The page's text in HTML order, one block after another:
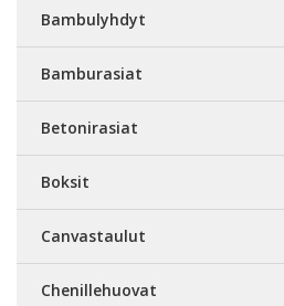
Bambulyhdyt
Bamburasiat
Betonirasiat
Boksit
Canvastaulut
Chenillehuovat